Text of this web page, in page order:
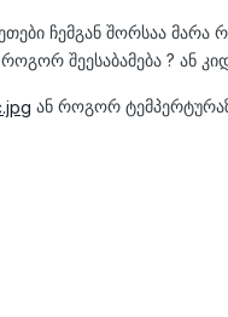
ჩემგან შორსაა მარა
შეესაბამება ? ან
ან როგორ